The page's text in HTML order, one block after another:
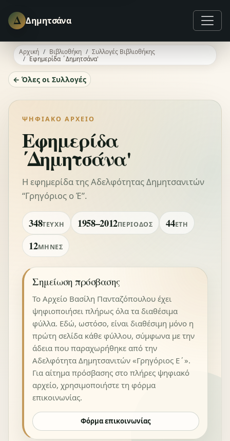
Δ Δημητσάνα
Αρχική Βιβλιοθήκη
Συλλογές Βιβλιοθήκης
Εφημερίδα ΄Δημητσάνα'
← Όλες οι Συλλογές
ΨΗΦΙΑΚΌ ΑΡΧΕΊΟ
Εφημερίδα
΄Δημητσάνα'
Η εφημερίδα της Αδελφότητας Δημητσανιτών
“Γρηγόριος ο Έ”.
348ΤΕΎΧΗ 1958–2012ΠΕΡΊΟΔΟΣ 44ΈΤΗ
12ΜΉΝΕΣ
Σημείωση πρόσβασης
Το Αρχείο Βασίλη Πανταζόπουλου έχει
ψηφιοποιήσει πλήρως όλα τα διαθέσιμα
φύλλα. Εδώ, ωστόσο, είναι διαθέσιμη μόνο η
πρώτη σελίδα κάθε φύλλου, σύμφωνα με την
άδεια που παραχωρήθηκε από την
Αδελφότητα Δημητσανιτών «Γρηγόριος Ε΄».
Για αίτημα πρόσβασης στο πλήρες ψηφιακό
αρχείο, χρησιμοποιήστε τη φόρμα
επικοινωνίας.
Φόρμα επικοινωνίας